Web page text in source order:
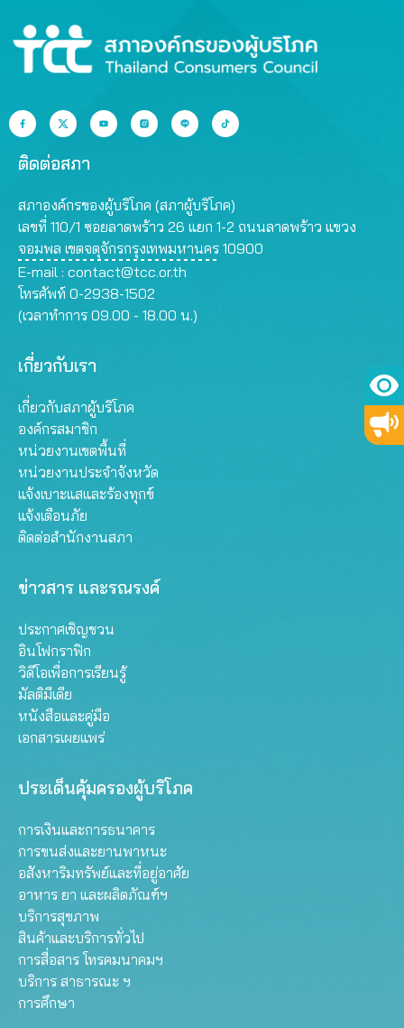
ติดต่อสภา
สภาองค์กรของผู้บริโภค (สภาผู้บริโภค)
เลขที่ 110/1 ซอยลาดพร้าว 26 แยก 1-2 ถนนลาดพร้าว แขวง
จอมพล เขตจตุจักรกรุงเทพมหานคร 10900
E-mail : contact@tcc.or.th
โทรศัพท์ 0-2938-1502
(เวลาทำการ 09.00 - 18.00 น.)
เกี่ยวกับเรา
เกี่ยวกับสภาผู้บริโภค
องค์กรสมาชิก
หน่วยงานเขตพื้นที่
หน่วยงานประจำจังหวัด
แจ้งเบาะแสและร้องทุกข์
แจ้งเตือนภัย
ติดต่อสำนักงานสภา
ข่าวสาร และรณรงค์
ประกาศเชิญชวน
อินโฟกราฟิก
วิดีโอเพื่อการเรียนรู้
มัลติมีเดีย
หนังสือและคู่มือ
เอกสารเผยแพร่
ประเด็นคุ้มครองผู้บริโภค
การเงินและการธนาคาร
การขนส่งและยานพาหนะ
อสังหาริมทรัพย์และที่อยู่อาศัย
อาหาร ยา และผลิตภัณฑ์ฯ
บริการสุขภาพ
สินค้าและบริการทั่วไป
การสื่อสาร โทรคมนาคมฯ
บริการ สาธารณะ ฯ
การศึกษา